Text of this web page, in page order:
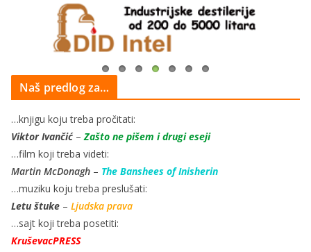
Naš predlog za…
…knjigu koju treba pročitati:
Viktor Ivančić– Zašto ne pišem i drugi eseji
…film koji treba videti:
Martin McDonagh – The Banshees of Inisherin
…muziku koju treba preslušati:
Letu štuke – Ljudska prava
…sajt koji treba posetiti:
KruševacPRESS